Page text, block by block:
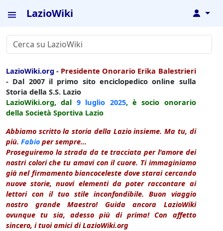
LazioWiki ↓
LazioWiki.org - Presidente Onorario Erika Balestrieri
- Dal 2007 il primo sito enciclopedico online sulla
Storia della S.S. Lazio
LazioWiki.org, dal 9 luglio 2025, è socio onorario
della Società Sportiva Lazio
Abbiamo scritto la storia della Lazio insieme. Ma tu, di
più. Fabio per sempre...
Proseguiremo la strada da te tracciata per l'amore dei
nostri colori che tu amavi con il cuore. Ti immaginiamo
già nel firmamento biancoceleste dove starai cercando
nuove storie, nuovi elementi da poter raccontare ai
lettori con il tuo stile inconfondibile. Buon viaggio
nostro grande Maestro! Guida ancora LazioWiki
ovunque tu sia, adesso più di prima! Con affetto
sincero, i tuoi amici di LazioWiki.org